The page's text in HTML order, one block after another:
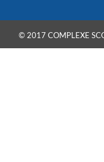
© 2017 COMPLEXE